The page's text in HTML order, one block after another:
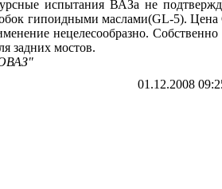
испытания ВАЗа не
гипоидными маслами(GL-5). Цена
нецелесообразно. Собственно
задних мостов.
01.12.2008